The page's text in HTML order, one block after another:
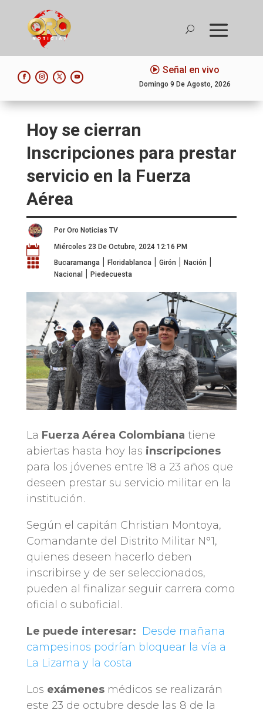
Señal en vivo
Domingo 9 De Agosto, 2026
Hoy se cierran
Inscripciones para prestar
servicio en la Fuerza
Aérea
Por Oro Noticias TV
 Miércoles 23 De Octubre, 2024 12:16 PM
 Bucaramanga| Floridablanca| Girón | Nación |
Nacional | Piedecuesta
La Fuerza Aérea Colombiana tiene
abiertas hasta hoy las inscripciones
para los jóvenes entre 18 a 23 años que
deseen prestar su servicio militar en la
institución.
Según el capitán Christian Montoya,
Comandante del Distrito Militar N°1,
quienes deseen hacerlo deben
inscribirse y de ser seleccionados,
pueden al finalizar seguir carrera como
oficial o suboficial.
Le puede interesar: Desde mañana
campesinos podrían bloquear la vía a
La Lizama y la costa
Los exámenesmédicos se realizarán
este 23 de octubre desde las 8 de la